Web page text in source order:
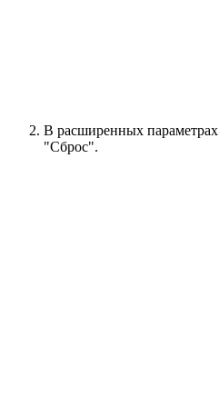
В расширенных
"Сброс".